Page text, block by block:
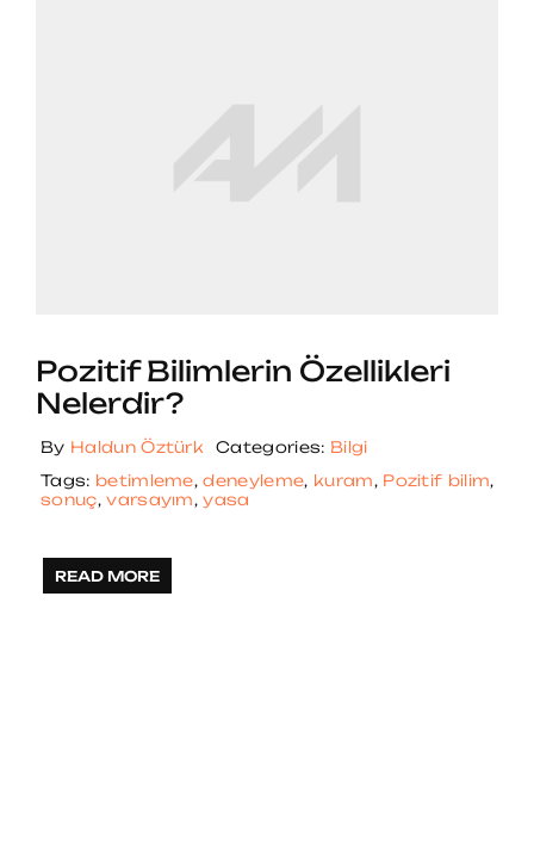
Pozitif Bilimlerin Özellikleri
Nelerdir?
By Haldun Öztürk Categories: Bilgi
Tags: betimleme,deneyleme, kuram, Pozitif bilim,
sonuç,varsayım,yasa
READ MORE